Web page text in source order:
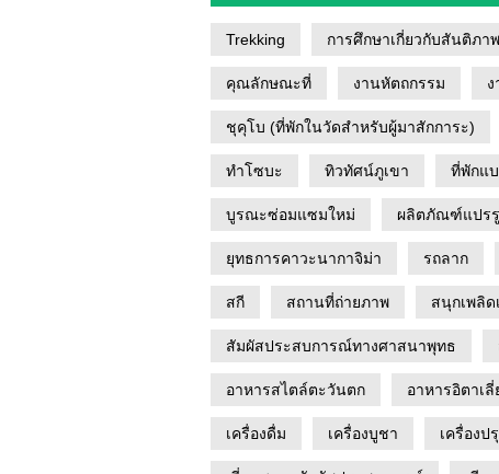
Trekking การศึกษาเกี่ยวกับสันติภาพ
คุณลักษณะที่ งานหัตถกรรม
ชุคุโบ (ที่พักในวัดสำหรับผู้มาสักการะ)
ทำโซบะ ทิวทัศน์ภูเขา ที่พักแ
บูรณะซ่อมแซมใหม่ ผลิตภัณฑ์แปร
ยุทธการคาวะนากาจิม่า รถลาก
สกี สถานที่ถ่ายภาพ สนุกเพลิ
สัมผัสประสบการณ์ทางศาสนาพุทธ
อาหารสไตล์ตะวันตก อาหารอิตาเ
เครื่องดื่ม เครื่องบูชา เครื่องป